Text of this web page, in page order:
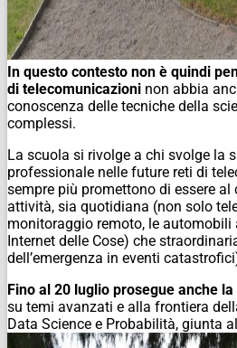
In questo contesto non è quindi
di telecomunicazioni non abbia
conoscenza delle tecniche della
complessi.
La scuola si rivolge a chi svolge la
professionale nelle future reti di
sempre più promettono di essere
attività, sia quotidiana (non solo
monitoraggio remoto, le automobili
Internet delle Cose) che
dell’emergenza in eventi
Fino al 20 luglio prosegue anche
su temi avanzati e alla frontiera
Data Science e Probabilità, giunta